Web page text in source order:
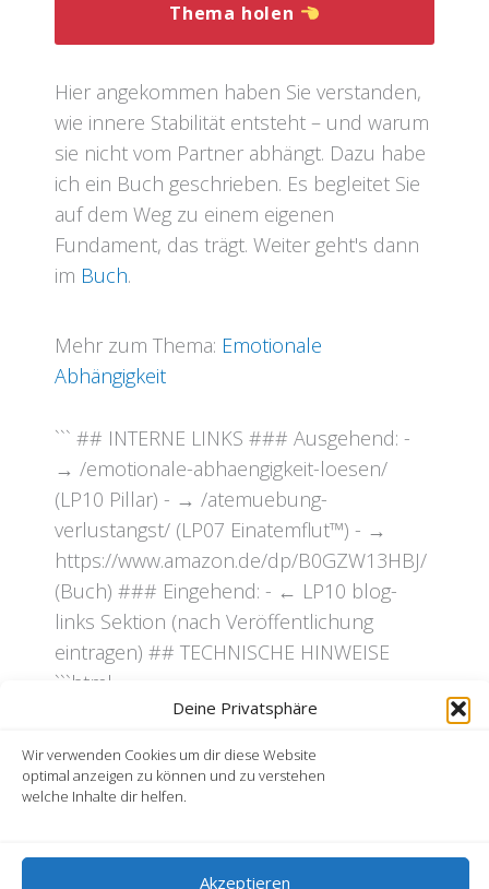
Deine Privatsphäre
Wir verwenden Cookies um dir diese Website
optimal anzeigen zu können und zu verstehen
welche Inhalte dir helfen.
Akzeptieren
Thema holen
Hier angekommen haben Sie verstanden,
wie innere Stabilität entsteht – und warum
sie nicht vom Partner abhängt. Dazu habe
ich ein Buch geschrieben. Es begleitet Sie
auf dem Weg zu einem eigenen
Fundament, das trägt. Weiter geht's dann
im Buch.
Mehr zum Thema: Emotionale
Abhängigkeit
``` ## INTERNE LINKS ### Ausgehend: -
→ /emotionale-abhaengigkeit-loesen/
(LP10 Pillar) - → /atemuebung-
verlustangst/ (LP07 Einatemflut™) - →
https://www.amazon.de/dp/B0GZW13HBJ/
(Buch) ### Eingehend: - ← LP10 blog-
links Sektion (nach Veröffentlichung
eintragen) ## TECHNISCHE HINWEISE
```html
Kontakt
AGB
Impressum
Widerrufsbelehrung